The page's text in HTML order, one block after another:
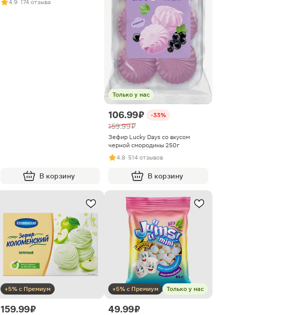
4.9· 174 отзыва
В корзину
Только у нас
106.99 ₽ -33%
159.99 ₽
Зефир Lucky Days со вкусом
черной смородины 250г
4.8· 514 отзывов
В корзину
+5% с Премиум
159.99 ₽
+5% с Премиум Только у нас
49.99 ₽